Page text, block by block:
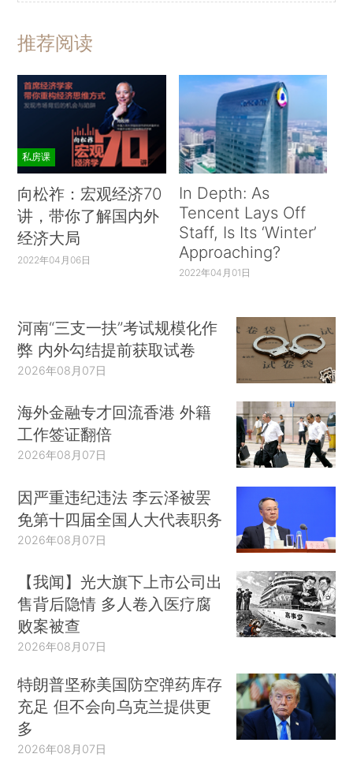
推荐阅读
私房课
向松祚：宏观经济70
讲，带你了解国内外
经济大局
2022年04月06日
In Depth: As
Tencent Lays Off
Staff, Is Its ‘Winter’
Approaching?
2022年04月01日
河南“三支一扶”考试规模化作
弊 内外勾结提前获取试卷
2026年08月07日
海外金融专才回流香港 外籍
工作签证翻倍
2026年08月07日
因严重违纪违法 李云泽被罢
免第十四届全国人大代表职务
2026年08月07日
【我闻】光大旗下上市公司出
售背后隐情 多人卷入医疗腐
败案被查
2026年08月07日
特朗普坚称美国防空弹药库存
充足 但不会向乌克兰提供更
多
2026年08月07日